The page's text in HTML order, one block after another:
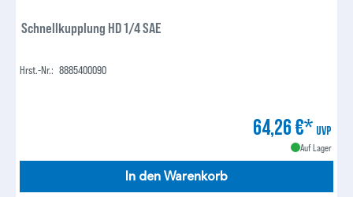
Schnellkupplung HD 1/4 SAE
Hrst.-Nr.: 8885400090
64,26 €* UVP
Auf Lager
In den Warenkorb